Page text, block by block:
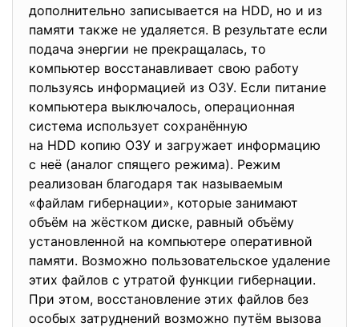
дополнительно записывается на HDD, но и из
памяти также не удаляется. В результате если
подача энергии не прекращалась, то
компьютер восстанавливает свою работу
пользуясь информацией из ОЗУ. Если питание
компьютера выключалось, операционная
система использует сохранённую
на HDD копию ОЗУ и загружает информацию
с неё (аналог спящего режима). Режим
реализован благодаря так называемым
«файлам гибернации», которые занимают
объём на жёстком диске, равный объёму
установленной на компьютере оперативной
памяти. Возможно пользовательское удаление
этих файлов с утратой функции гибернации.
При этом, восстановление этих файлов без
особых затруднений возможно путём вызова